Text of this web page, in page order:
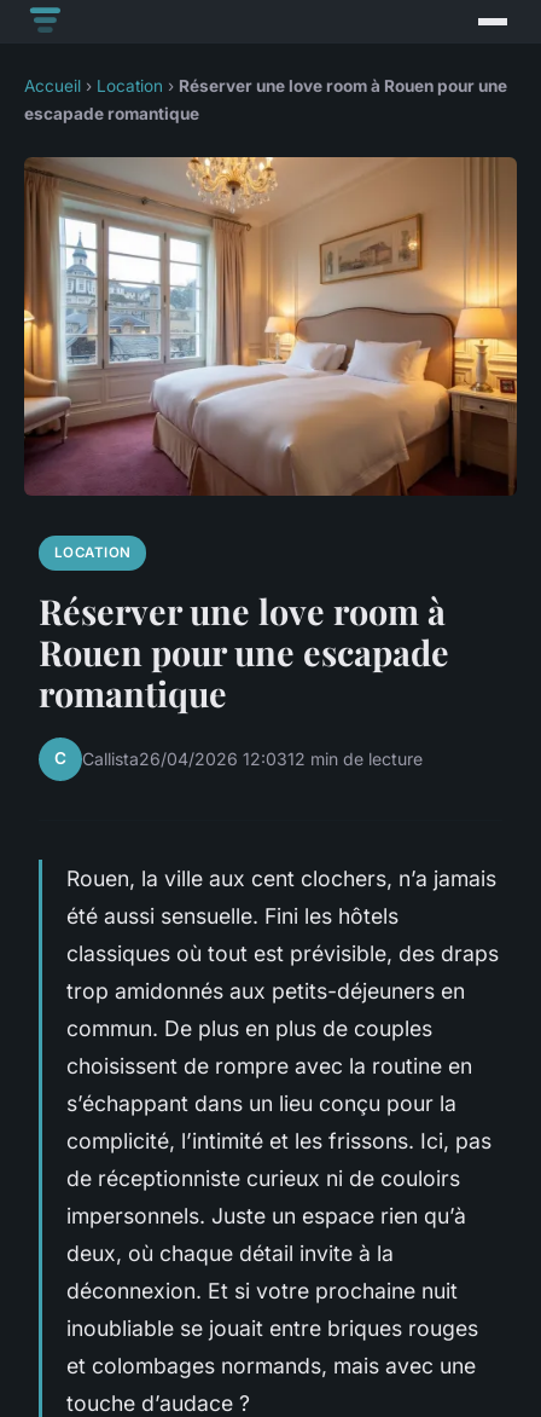
Accueil › Location › Réserver une love room à Rouen pour une
escapade romantique
LOCATION
Réserver une love room à
Rouen pour une escapade
romantique
C Callista26/04/2026 12:0312 min de lecture
Rouen, la ville aux cent clochers, n’a jamais
été aussi sensuelle. Fini les hôtels
classiques où tout est prévisible, des draps
trop amidonnés aux petits-déjeuners en
commun. De plus en plus de couples
choisissent de rompre avec la routine en
s’échappant dans un lieu conçu pour la
complicité, l’intimité et les frissons. Ici, pas
de réceptionniste curieux ni de couloirs
impersonnels. Juste un espace rien qu’à
deux, où chaque détail invite à la
déconnexion. Et si votre prochaine nuit
inoubliable se jouait entre briques rouges
et colombages normands, mais avec une
touche d’audace ?